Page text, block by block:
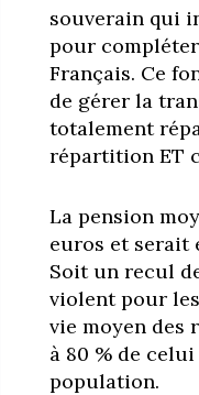
souverain qui
pour
Français. Ce
de gérer la
totalement
répartition ET
La pension
euros et serait
Soit un recul
violent pour
vie moyen des
à 80 % de
population.